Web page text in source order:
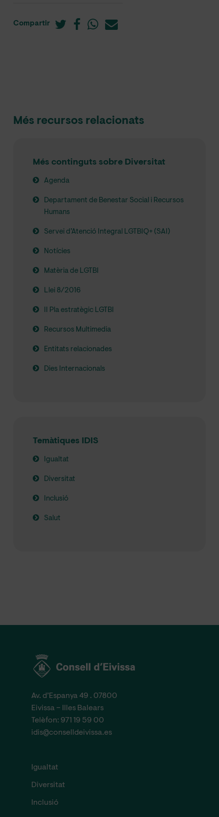
Compartir
Més recursos relacionats
Més continguts sobre Diversitat
Agenda
Departament de Benestar Social i Recursos
Humans
Servei d’Atenció Integral LGTBIQ+ (SAI)
Notícies
Matèria de LGTBI
Llei 8/2016
II Pla estratègic LGTBI
Recursos Multimedia
Entitats relacionades
Dies Internacionals
Temàtiques IDIS
Igualtat
Diversitat
Inclusió
Salut
Av. d’Espanya 49 . 07800
Eivissa – Illes Balears
Telèfon: 971 19 59 00
idis@conselldeivissa.es
Igualtat
Diversitat
Inclusió